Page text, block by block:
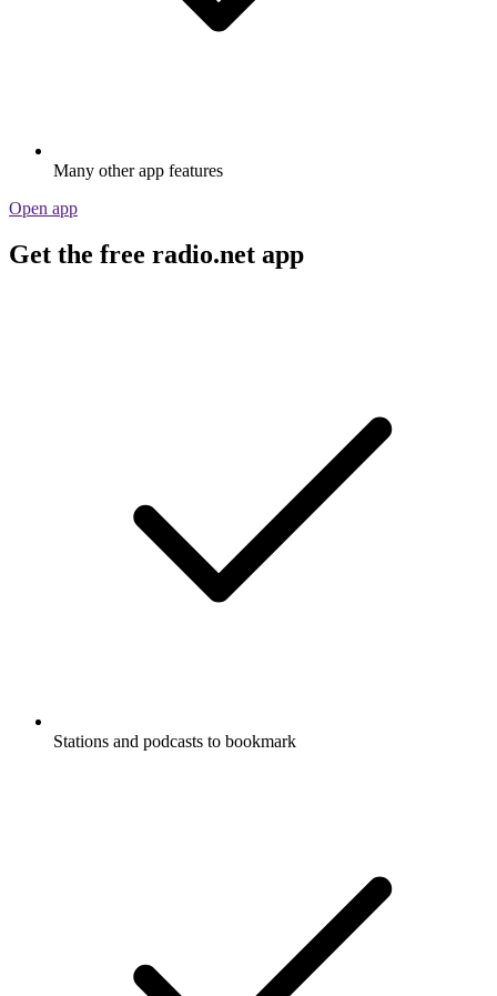
Many other app features
Open app
Get the free radio.net app
Stations and podcasts to bookmark